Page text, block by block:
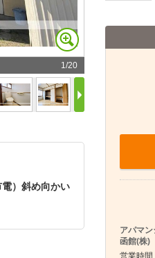
1/20
）斜め向かい
アパマ
函館(株)
営業時間